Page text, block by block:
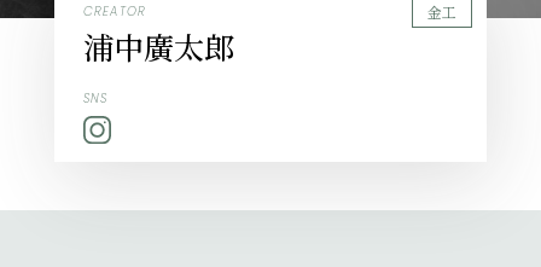
CREATOR
浦中廣太郎
SNS
金工